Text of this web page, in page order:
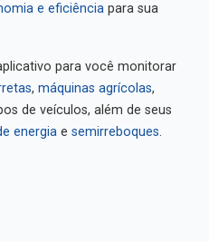
e eficiência para sua
para você monitorar
, máquinas agrícolas,
de veículos, além de seus
energia e semirreboques.